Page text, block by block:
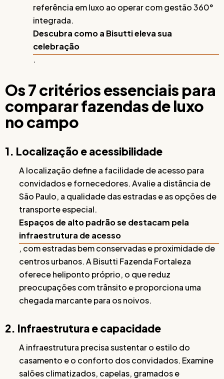
referência em luxo ao operar com gestão 360°
integrada.
Descubra como a Bisutti eleva sua
celebração
.
Os 7 critérios essenciais para
comparar fazendas de luxo
no campo
1. Localização e acessibilidade
A localização define a facilidade de acesso para
convidados e fornecedores. Avalie a distância de
São Paulo, a qualidade das estradas e as opções de
transporte especial.
Espaços de alto padrão se destacam pela
infraestrutura de acesso
, com estradas bem conservadas e proximidade de
centros urbanos. A Bisutti Fazenda Fortaleza
oferece heliponto próprio, o que reduz
preocupações com trânsito e proporciona uma
chegada marcante para os noivos.
2. Infraestrutura e capacidade
A infraestrutura precisa sustentar o estilo do
casamento e o conforto dos convidados. Examine
salões climatizados, capelas, gramados e